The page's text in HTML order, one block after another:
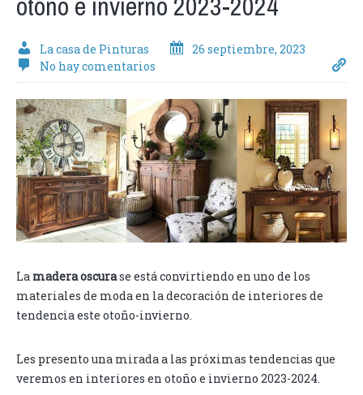
La casa de Pinturas
26 septiembre, 2023
No hay comentarios
La madera oscurase está convirtiendo en uno de los
materiales de moda en la decoración de interiores de
tendencia este otoño-invierno.
Les presento una mirada a las próximas tendencias que
veremos en interiores en otoño e invierno 2023-2024.